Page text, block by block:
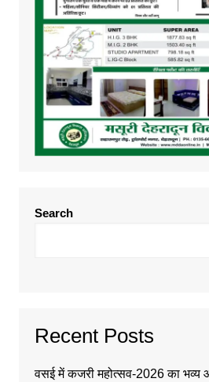
Search
Recent Posts
वसई में कजरी महोत्सव-2026 का भव्य